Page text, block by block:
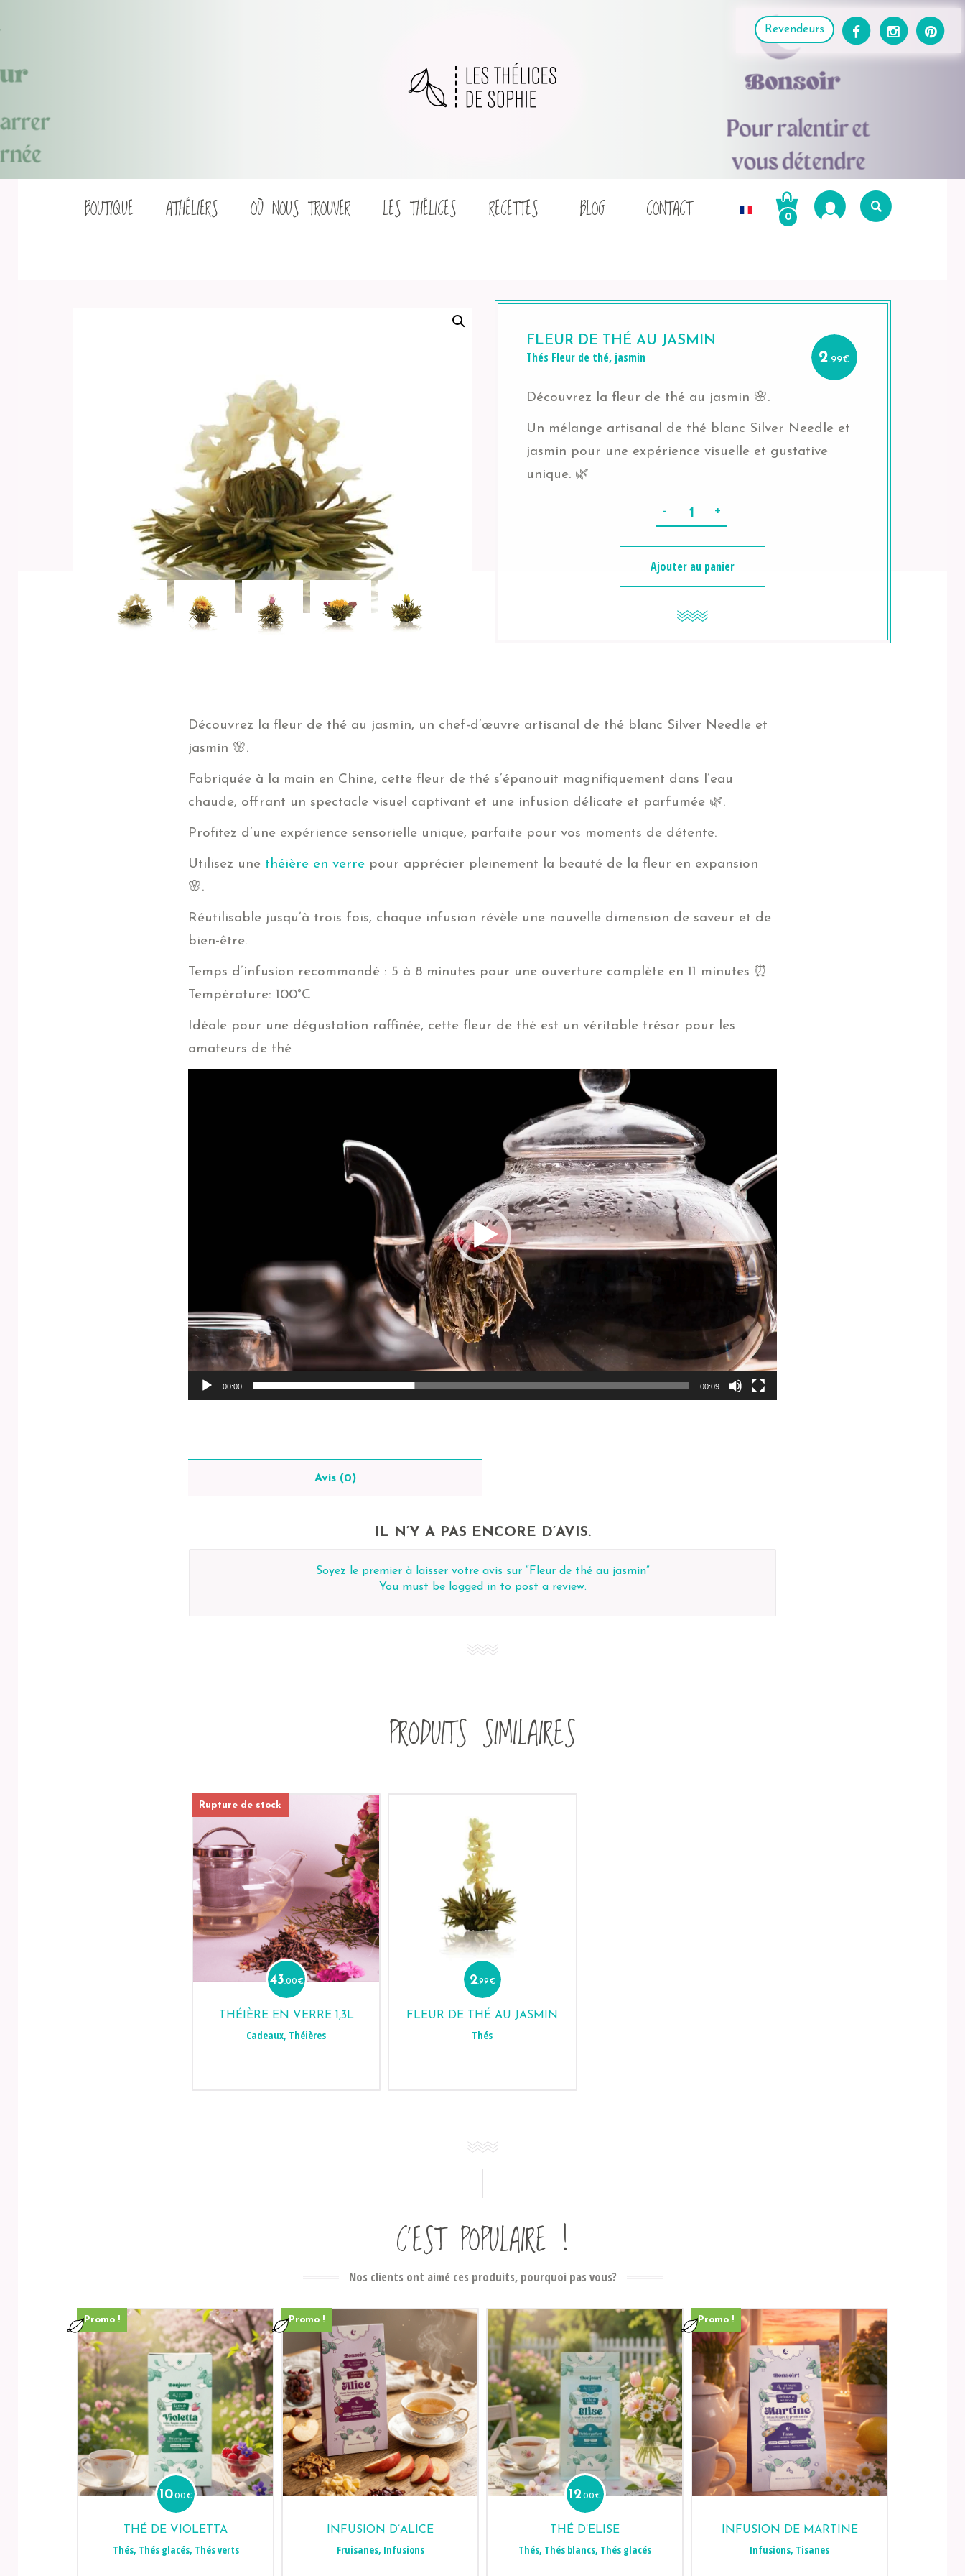
Revendeurs
BOUTIQUE ATHÉLIERS OÙ NOUS TROUVER LES THÉLICES RECETTES BLOG CONTACT 0
FLEUR DE THÉ AU JASMIN
Thés Fleur de thé, jasmin 2.99€
Découvrez la fleur de thé au jasmin 🌸.
Un mélange artisanal de thé blanc Silver Needle et
jasmin pour une expérience visuelle et gustative
unique. 🌿
Ajouter au panier
Découvrez la fleur de thé au jasmin, un chef-d’œuvre artisanal de thé blanc Silver Needle et
jasmin 🌸.
Fabriquée à la main en Chine, cette fleur de thé s’épanouit magnifiquement dans l’eau
chaude, offrant un spectacle visuel captivant et une infusion délicate et parfumée 🌿.
Profitez d’une expérience sensorielle unique, parfaite pour vos moments de détente.
Utilisez une théière en verre pour apprécier pleinement la beauté de la fleur en expansion
🌸.
Réutilisable jusqu’à trois fois, chaque infusion révèle une nouvelle dimension de saveur et de
bien-être.
Temps d’infusion recommandé : 5 à 8 minutes pour une ouverture complète en 11 minutes ⏰
Température: 100°C
Idéale pour une dégustation raffinée, cette fleur de thé est un véritable trésor pour les
amateurs de thé
00:00 00:09
Avis (0)
IL N’Y A PAS ENCORE D’AVIS.
Soyez le premier à laisser votre avis sur “Fleur de thé au jasmin”
You must be logged into post a review.
PRODUITS SIMILAIRES
Rupture de stock
43.00€
THÉIÈRE EN VERRE 1,3L
Cadeaux, Théières
2.99€
FLEUR DE THÉ AU JASMIN
Thés
C’EST POPULAIRE !
Nos clients ont aimé ces produits, pourquoi pas vous?
Promo !
10.00€
THÉ DE VIOLETTA
Thés, Thés glacés, Thés verts
Promo !
INFUSION D’ALICE
Fruisanes, Infusions
12.00€
THÉ D’ELISE
Thés, Thés blancs, Thés glacés
Promo !
INFUSION DE MARTINE
Infusions, Tisanes